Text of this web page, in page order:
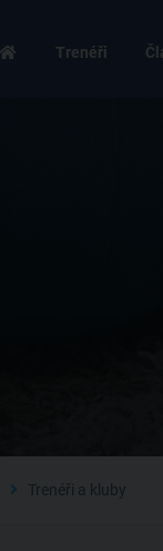
Trenéři
Trenéři a kluby